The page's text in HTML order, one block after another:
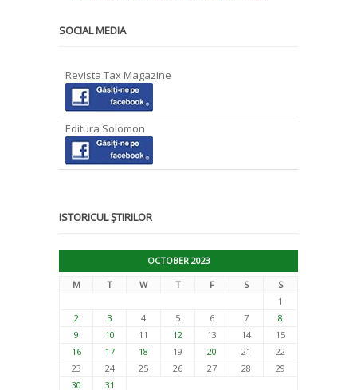
SOCIAL MEDIA
Revista Tax Magazine
Editura Solomon
ISTORICUL ȘTIRILOR
OCTOBER 2023
M
T W T F S
S
1
2
3 4 5 6 7
8
9
10 11 12 13 14
15
16
17 18 19 20 21
22
23
24 25 26 27 28
29
30
31